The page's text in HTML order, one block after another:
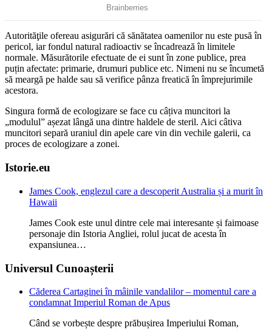
Autorităţile ofereau asigurări că sănătatea oamenilor nu este pusă în
pericol, iar fondul natural radioactiv se încadrează în limitele
normale. Măsurătorile efectuate de ei sunt în zone publice, prea
puțin afectate: primarie, drumuri publice etc. Nimeni nu se încumetă
să meargă pe halde sau să verifice pânza freatică în împrejurimile
acestora.
Singura formă de ecologizare se face cu câțiva muncitori la
„modulul” așezat lângă una dintre haldele de steril. Aici câtiva
muncitori separă uraniul din apele care vin din vechile galerii, ca
proces de ecologizare a zonei.
Istorie.eu
James Cook, englezul care a descoperit Australia și a murit în
Hawaii
James Cook este unul dintre cele mai interesante și faimoase
personaje din Istoria Angliei, rolul jucat de acesta în
expansiunea…
Universul Cunoașterii
Căderea Cartaginei în mâinile vandalilor – momentul care a
condamnat Imperiul Roman de Apus
Când se vorbește despre prăbușirea Imperiului Roman,